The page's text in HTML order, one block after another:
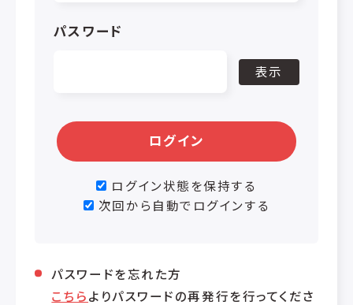
パスワード
表示
ログイン
ログイン状態を保持する
次回から自動でログインする
パスワードを忘れた方
こちらよりパスワードの再発行を行ってくださ